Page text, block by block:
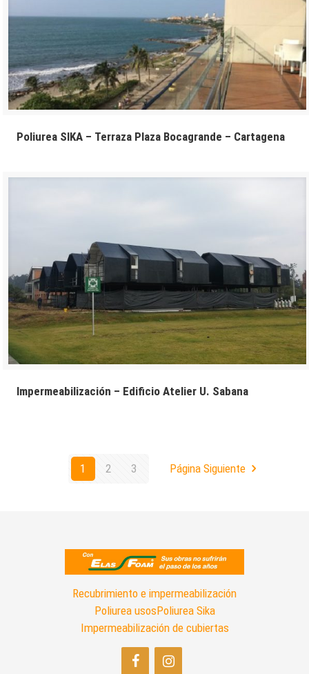
Poliurea SIKA – Terraza Plaza Bocagrande – Cartagena
Impermeabilización – Edificio Atelier U. Sabana
1 2 3 Página Siguiente
Recubrimiento e impermeabilización
Poliurea usosPoliurea Sika
Impermeabilización de cubiertas